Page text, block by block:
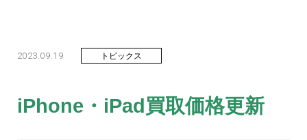
2023.09.19 トピックス
iPhone・iPad買取価格更新